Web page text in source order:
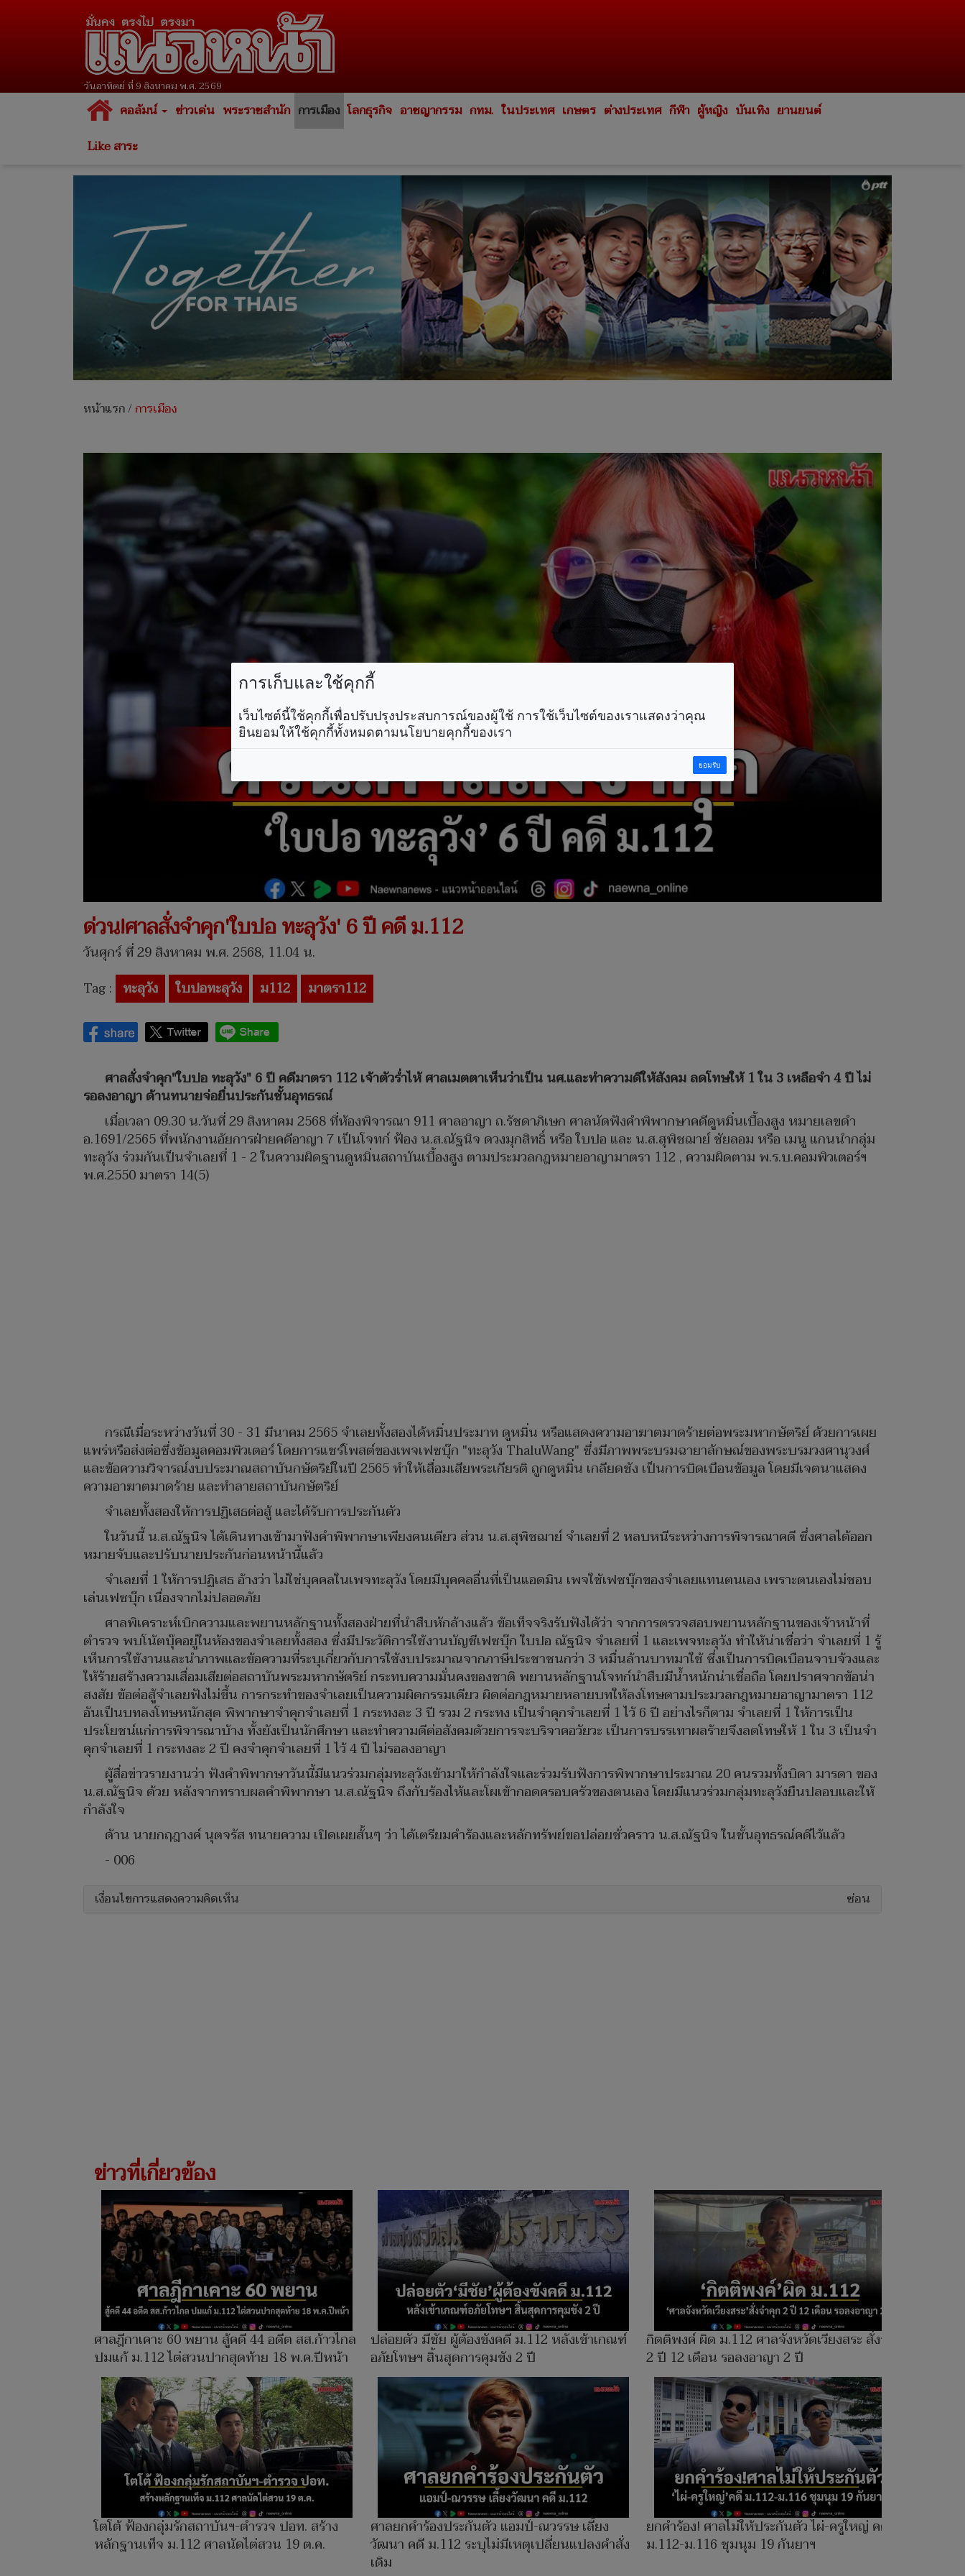
วันอาทิตย์ ที่ 9 สิงหาคม พ.ศ. 2569
คอลัมน์ ข่าวเด่น พระราชสำนัก การเมือง โลกธุรกิจ อาชญากรรม กทม. ในประเทศ เกษตร ต่างประเทศ กีฬา ผู้หญิง บันเทิง ยานยนต์
Like สาระ
หน้าแรก/การเมือง
ด่วน!ศาลสั่งจำคุก'ใบปอ ทะลุวัง' 6 ปี คดี ม.112
วันศุกร์ ที่ 29 สิงหาคม พ.ศ. 2568, 11.04 น.
Tag : ทะลุวัง ใบปอทะลุวัง ม112 มาตรา112
ศาลสั่งจำคุก"ใบปอ ทะลุวัง" 6 ปี คดีมาตรา 112 เจ้าตัวร่ำไห้ ศาลเมตตาเห็นว่าเป็น นศ.และทำความดีให้สังคม ลดโทษให้ 1 ใน 3 เหลือจำ 4 ปี ไม่
รอลงอาญา ด้านทนายจ่อยื่นประกันชั้นอุทธรณ์
เมื่อเวลา 09.30 น.วันที่ 29 สิงหาคม 2568 ที่ห้องพิจารณา 911 ศาลอาญา ถ.รัชดาภิเษก ศาลนัดฟังคำพิพากษาคดีดูหมิ่นเบื้องสูง หมายเลขดำ
อ.1691/2565 ที่พนักงานอัยการฝ่ายคดีอาญา 7 เป็นโจทก์ ฟ้อง น.ส.ณัฐนิจ ดวงมุกสิทธิ์ หรือ ใบปอ และ น.ส.สุพิชฌาย์ ชัยลอม หรือ เมนู แกนนำกลุ่ม
ทะลุวัง ร่วมกันเป็นจำเลยที่ 1 - 2 ในความผิดฐานดูหมิ่นสถาบันเบื้องสูง ตามประมวลกฎหมายอาญามาตรา 112 , ความผิดตาม พ.ร.บ.คอมพิวเตอร์ฯ
พ.ศ.2550 มาตรา 14(5)
กรณีเมื่อระหว่างวันที่ 30 - 31 มีนาคม 2565 จำเลยทั้งสองได้หมิ่นประมาท ดูหมิ่น หรือแสดงความอาฆาตมาดร้ายต่อพระมหากษัตริย์ ด้วยการเผย
แพร่หรือส่งต่อซึ่งข้อมูลคอมพิวเตอร์ โดยการแชร์โพสต์ของเพจเฟซบุ๊ก "ทะลุวัง ThaluWang" ซึ่งมีภาพพระบรมฉายาลักษณ์ของพระบรมวงศานุวงศ์
และข้อความวิจารณ์งบประมาณสถาบันกษัตริย์ในปี 2565 ทําให้เสื่อมเสียพระเกียรติ ถูกดูหมิ่น เกลียดชัง เป็นการบิดเบือนข้อมูล โดยมีเจตนาแสดง
ความอาฆาตมาดร้าย และทําลายสถาบันกษัตริย์
จำเลยทั้งสองให้การปฏิเสธต่อสู้ และได้รับการประกันตัว
ในวันนี้ น.ส.ณัฐนิจ ได้เดินทางเข้ามาฟังคำพิพากษาเพียงคนเดียว ส่วน น.ส.สุพิชฌาย์ จำเลยที่ 2 หลบหนีระหว่างการพิจารณาคดี ซึ่งศาลได้ออก
หมายจับและปรับนายประกันก่อนหน้านี้แล้ว
จำเลยที่ 1 ให้การปฏิเสธ อ้างว่า ไม่ใช่บุคคลในเพจทะลุวัง โดยมีบุคคลอื่นที่เป็นแอดมิน เพจใช้เฟซบุ๊กของจำเลยแทนตนเอง เพราะตนเองไม่ชอบ
เล่นเฟซบุ๊ก เนื่องจากไม่ปลอดภัย
ศาลพิเคราะห์เบิกความและพยานหลักฐานทั้งสองฝ่ายที่นำสืบหักล้างแล้ว ข้อเท็จจริงรับฟังได้ว่า จากการตรวจสอบพยานหลักฐานของเจ้าหน้าที่
ตำรวจ พบโน้ตบุ๊คอยู่ในห้องของจำเลยทั้งสอง ซึ่งมีประวัติการใช้งานบัญชีเฟซบุ๊ก ใบปอ ณัฐนิจ จำเลยที่ 1 และเพจทะลุวัง ทำให้น่าเชื่อว่า จำเลยที่ 1 รู้
เห็นการใช้งานและนำภาพและข้อความที่ระบุเกี่ยวกับการใช้งบประมาณจากภาษีประชาชนกว่า 3 หมื่นล้านบาทมาใช้ ซึ่งเป็นการบิดเบือนจาบจ้วงและ
ให้ร้ายสร้างความเสื่อมเสียต่อสถาบันพระมหากษัตริย์ กระทบความมั่นคงของชาติ พยานหลักฐานโจทก์นำสืบมีน้ำหนักน่าเชื่อถือ โดยปราศจากข้อน่า
สงสัย ข้อต่อสู้จำเลยฟังไม่ขึ้น การกระทำของจำเลยเป็นความผิดกรรมเดียว ผิดต่อกฎหมายหลายบทให้ลงโทษตามประมวลกฎหมายอาญามาตรา 112
อันเป็นบทลงโทษหนักสุด พิพากษาจำคุกจำเลยที่ 1 กระทงละ 3 ปี รวม 2 กระทง เป็นจำคุกจำเลยที่ 1 ไว้ 6 ปี อย่างไรก็ตาม จำเลยที่ 1 ให้การเป็น
ประโยชน์แก่การพิจารณาบ้าง ทั้งยังเป็นนักศึกษา และทำความดีต่อสังคมด้วยการจะบริจาคอวัยวะ เป็นการบรรเทาผลร้ายจึงลดโทษให้ 1 ใน 3 เป็นจำ
คุกจำเลยที่ 1 กระทงละ 2 ปี คงจำคุกจำเลยที่ 1 ไว้ 4 ปี ไม่รอลงอาญา
ผู้สื่อข่าวรายงานว่า ฟังคำพิพากษาวันนี้มีแนวร่วมกลุ่มทะลุวังเข้ามาให้กำลังใจและร่วมรับฟังการพิพากษาประมาณ 20 คนรวมทั้งบิดา มารดา ของ
น.ส.ณัฐนิจ ด้วย หลังจากทราบผลคำพิพากษา น.ส.ณัฐนิจ ถึงกับร้องไห้และโผเข้ากอดครอบครัวของตนเอง โดยมีแนวร่วมกลุ่มทะลุวังยืนปลอบและให้
กำลังใจ
ด้าน นายกฤฎางค์ นุตจรัส ทนายความ เปิดเผยสั้นๆ ว่า ได้เตรียมคำร้องและหลักทรัพย์ขอปล่อยชั่วคราว น.ส.ณัฐนิจ ในชั้นอุทธรณ์คดีไว้แล้ว
- 006
เงื่อนไขการแสดงความคิดเห็น ซ่อน
ข่าวที่เกี่ยวข้อง
ศาลฎีกาเคาะ 60 พยาน สู้คดี 44 อดีต สส.ก้าวไกล
ปมแก้ ม.112 ไต่สวนปากสุดท้าย 18 พ.ค.ปีหน้า
ปล่อยตัว มีชัย ผู้ต้องขังคดี ม.112 หลังเข้าเกณฑ์
อภัยโทษฯ สิ้นสุดการคุมขัง 2 ปี
กิตติพงค์ ผิด ม.112 ศาลจังหวัดเวียงสระ สั่งจำคุก
2 ปี 12 เดือน รอลงอาญา 2 ปี
โตโต้ ฟ้องกลุ่มรักสถาบันฯ-ตำรวจ ปอท. สร้าง
หลักฐานเท็จ ม.112 ศาลนัดไต่สวน 19 ต.ค.
ศาลยกคำร้องประกันตัว แอมป์-ณวรรษ เลี้ยง
วัฒนา คดี ม.112 ระบุไม่มีเหตุเปลี่ยนแปลงคำสั่ง
เดิม
ยกคำร้อง! ศาลไม่ให้ประกันตัว ไผ่-ครูใหญ่ คดี
ม.112-ม.116 ชุมนุม 19 กันยาฯ
การเก็บและใช้คุกกี้
เว็บไซต์นี้ใช้คุกกี้เพื่อปรับปรุงประสบการณ์ของผู้ใช้ การใช้เว็บไซต์ของเราแสดงว่าคุณ
ยินยอมให้ใช้คุกกี้ทั้งหมดตามนโยบายคุกกี้ของเรา
ยอมรับ